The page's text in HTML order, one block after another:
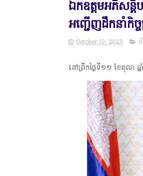
ឯកឧត្តមអភិសន្តិ
អញ្ជើញដឹកនាំកិច្
October 10, 2023
នៅព្រឹកថ្ងៃទី១១ ខែតុលា